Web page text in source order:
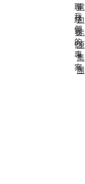
我
們
的
專
案
聯
絡
我
們
電
力
能
源
集
團